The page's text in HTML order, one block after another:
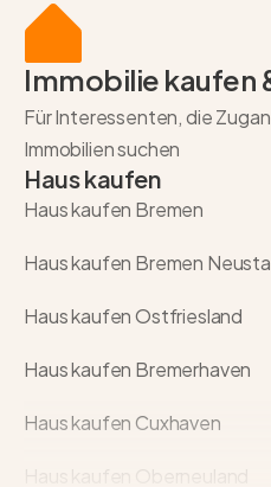
Immobilie kaufen
Für Interessenten, die
Immobilien suchen
Haus kaufen
Haus kaufen Bremen
Haus kaufen Bremen
Haus kaufen Ostfriesland
Haus kaufen Bremerhaven
Haus kaufen Cuxhaven